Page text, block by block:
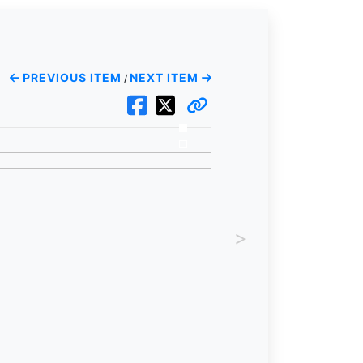
PREVIOUS ITEM / NEXT ITEM
>